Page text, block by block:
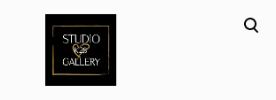
Vaata ostukorvi